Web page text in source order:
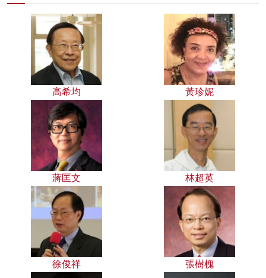
高希均 黃珍妮
蔣匡文 林超英
徐俊祥 張樹槐